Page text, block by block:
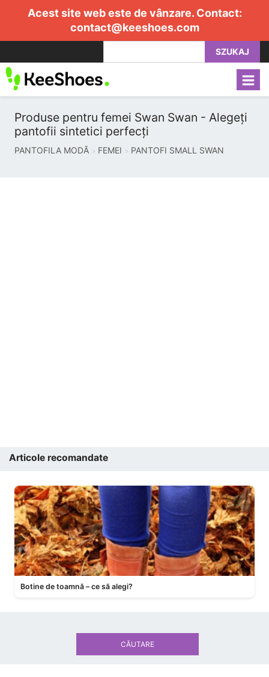
Acest site web este de vânzare. Contact:
contact@keeshoes.com
SZUKAJ
Produse pentru femei Swan Swan - Alegeți
pantofii sintetici perfecți
PANTOFILA MODĂ FEMEI PANTOFI SMALL SWAN
Articole recomandate
Botine de toamnă – ce să alegi?
CĂUTARE